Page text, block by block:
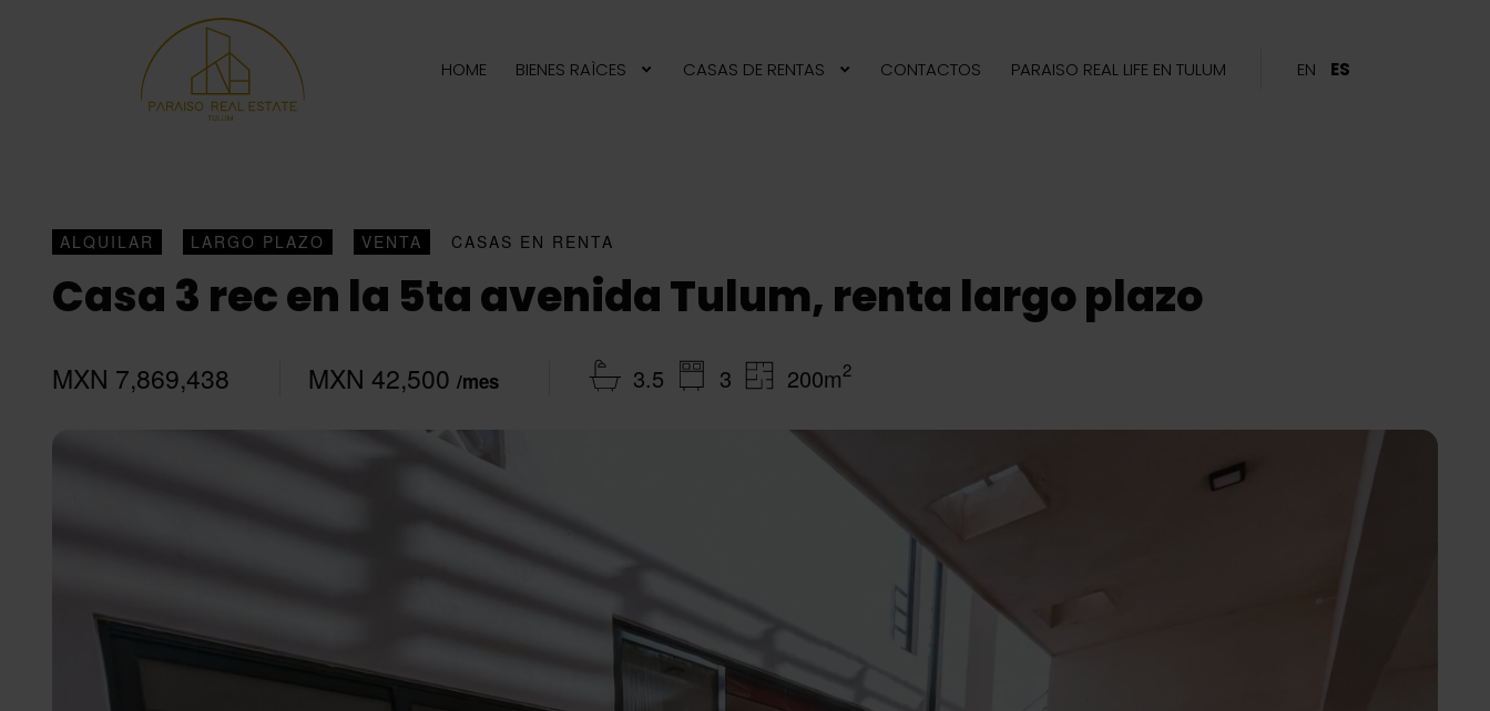
HOME BIENES RAÌCES CASAS DE RENTAS CONTACTOS PARAISO REAL LIFE EN TULUM EN ES
ALQUILAR LARGO PLAZO VENTA CASAS EN RENTA
Casa 3 rec en la 5ta avenida Tulum, renta largo plazo
MXN 7,869,438 MXN 42,500 /mes 3.5 3 200m2